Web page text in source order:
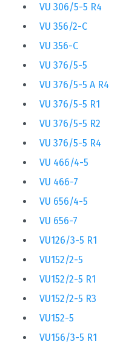
VU 306/5-5 R4
VU 356/2-C
VU 356-C
VU 376/5-5
VU 376/5-5 A R4
VU 376/5-5 R1
VU 376/5-5 R2
VU 376/5-5 R4
VU 466/4-5
VU 466-7
VU 656/4-5
VU 656-7
VU126/3-5 R1
VU152/2-5
VU152/2-5 R1
VU152/2-5 R3
VU152-5
VU156/3-5 R1